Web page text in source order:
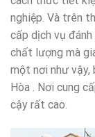
nghiệp. Và trên
cấp dịch vụ
chất lượng mà
một nơi như vậy,
Hòa . Nơi cung
cậy rất cao.